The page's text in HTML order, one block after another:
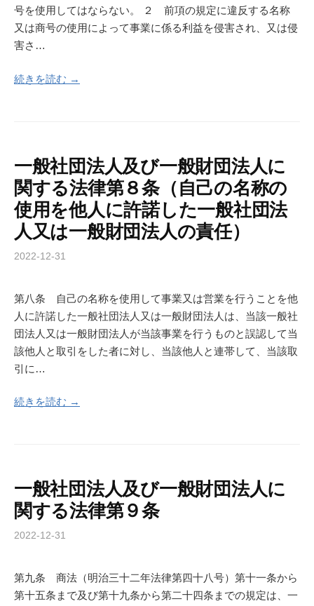
号を使用してはならない。 ２ 前項の規定に違反する名称
又は商号の使用によって事業に係る利益を侵害され、又は侵
害さ…
続きを読む →
一般社団法人及び一般財団法人に
関する法律第８条（自己の名称の
使用を他人に許諾した一般社団法
人又は一般財団法人の責任）
2022-12-31
第八条 自己の名称を使用して事業又は営業を行うことを他
人に許諾した一般社団法人又は一般財団法人は、当該一般社
団法人又は一般財団法人が当該事業を行うものと誤認して当
該他人と取引をした者に対し、当該他人と連帯して、当該取
引に…
続きを読む →
一般社団法人及び一般財団法人に
関する法律第９条
2022-12-31
第九条 商法（明治三十二年法律第四十八号）第十一条から
第十五条まで及び第十九条から第二十四条までの規定は、一